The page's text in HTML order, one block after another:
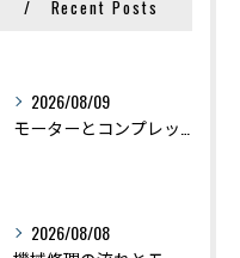
Recent Posts
2026/08/09
2026/08/08